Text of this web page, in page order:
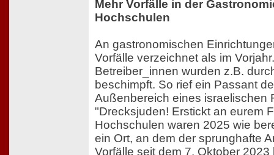
Mehr Vorfälle in der
Hochschulen
An gastronomischen
Vorfälle verzeichnet als im
Betreiber_innen wurden z.B.
beschimpft. So rief ein Passant
Außenbereich eines israelischen
"Drecksjuden! Erstickt an eurem
Hochschulen waren 2025 wie
ein Ort, an dem der sprunghafte
Vorfälle seit dem 7. Oktober